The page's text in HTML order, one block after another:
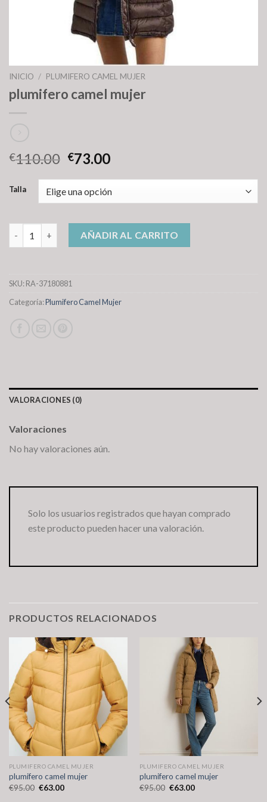
INICIO / PLUMIFERO CAMEL MUJER
plumifero camel mujer
€110.00 €73.00
Talla
plumifero camel mujer cantidad
AÑADIR AL CARRITO
SKU:RA-37180881
Categoría:Plumifero Camel Mujer
VALORACIONES (0)
Valoraciones
No hay valoraciones aún.
Solo los usuarios registrados que hayan comprado
este producto pueden hacer una valoración.
PRODUCTOS RELACIONADOS
PLUMIFERO CAMEL MUJER
plumifero camel mujer
€95.00 €63.00
PLUMIFERO CAMEL MUJER
plumifero camel mujer
€95.00 €63.00